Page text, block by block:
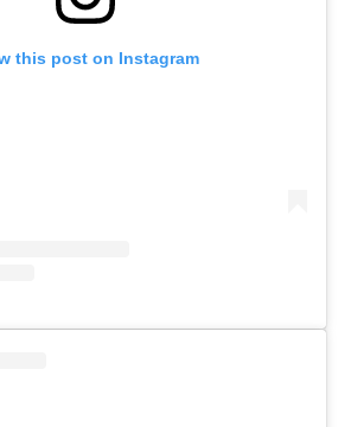
this post on Instagram